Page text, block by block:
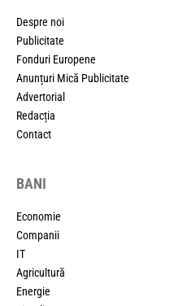
Despre noi
Publicitate
Fonduri Europene
Anunțuri Mică Publicitate
Advertorial
Redacția
Contact
BANI
Economie
Companii
IT
Agricultură
Energie